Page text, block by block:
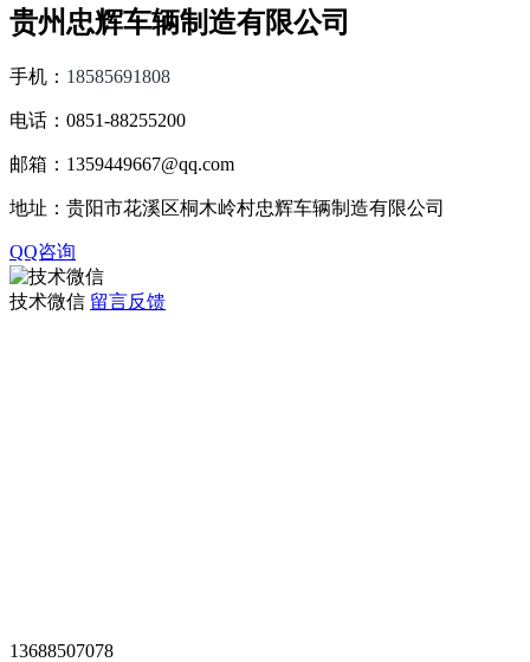
贵州忠辉车辆制造有限公司
手机： 18585691808
电话：0851-88255200
邮箱：1359449667@qq.com
地址：贵阳市花溪区桐木岭村忠辉车辆制造有限公司
QQ咨询
技术微信 留言反馈
13688507078